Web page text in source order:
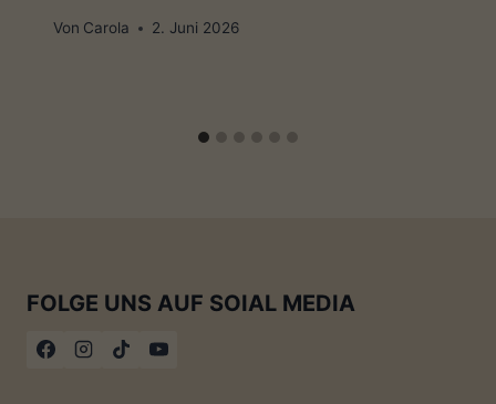
Von Carola 2. Juni 2026
FOLGE UNS AUF SOIAL MEDIA